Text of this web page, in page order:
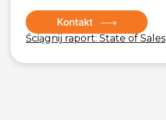
Ściągnij raport: State of Sales